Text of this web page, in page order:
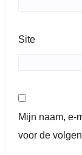
Site
Mijn naam, e-
voor de